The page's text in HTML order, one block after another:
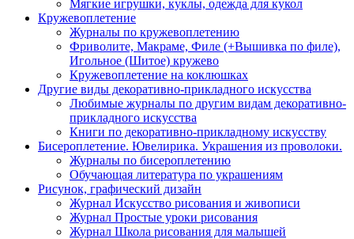
Мягкие игрушки, куклы, одежда для кукол
Кружевоплетение
Журналы по кружевоплетению
Фриволите, Макраме, Филе (+Вышивка по филе),
Игольное (Шитое) кружево
Кружевоплетение на коклюшках
Другие виды декоративно-прикладного искусства
Любимые журналы по другим видам декоративно-
прикладного искусства
Книги по декоративно-прикладному искусству
Бисероплетение. Ювелирика. Украшения из проволоки.
Журналы по бисероплетению
Обучающая литература по украшениям
Рисунок, графический дизайн
Журнал Искусство рисования и живописи
Журнал Простые уроки рисования
Журнал Школа рисования для малышей